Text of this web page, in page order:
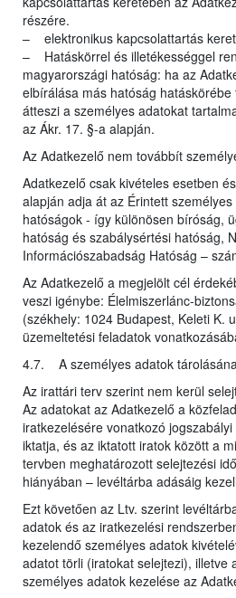
részére.
– elektronikus kapcsolattartás
– Hatáskörrel és illetékességgel
magyarországi hatóság: ha az
elbírálása más hatóság
átteszi a személyes adatokat
az Ákr. 17. §-a alapján.
Az Adatkezelő nem továbbít
Adatkezelő csak kivételes esetben
alapján adja át az Érintett
hatóságok - így különösen bíróság,
hatóság és szabálysértési hatóság,
Információszabadság Hatóság –
Az Adatkezelő a megjelölt cél
veszi igénybe: Élelmiszerlánc-
(székhely: 1024 Budapest, Keleti K.
üzemeltetési feladatok
4.7. A személyes adatok
Az irattári terv szerint nem kerül
Az adatokat az Adatkezelő a
iratkezelésére vonatkozó
iktatja, és az iktatott iratok között a
tervben meghatározott selejtezési
hiányában – levéltárba adásáig
Ezt követően az Ltv. szerint
adatok és az iratkezelési
kezelendő személyes adatok
adatot törli (iratokat selejtezi), illetve
személyes adatok kezelése az